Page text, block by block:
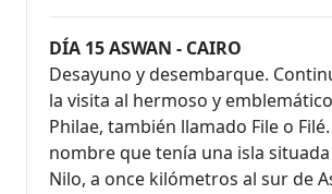
DÍA 15 ASWAN - CAIRO
Desayuno y desembarque.
la visita al hermoso y
Philae, también llamado File o
nombre que tenía una isla
Nilo, a once kilómetros al sur de